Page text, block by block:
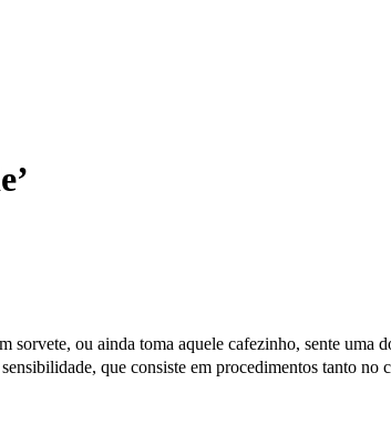
ou ainda toma aquele cafezinho, sente
que consiste em procedimentos tanto